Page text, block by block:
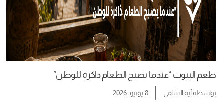
طعم البيوت “عندما يصبح الطعام ذاكرة للوطن”
بواسطةآية الشامي 8 يونيو، 2026